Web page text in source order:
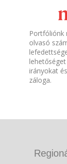
Portfóliónk
olvasó
irányokat
záloga.